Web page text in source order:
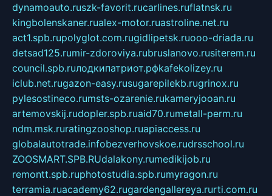
dynamoauto.ruszk-favorit.rucarlines.ruflatnsk.ru
kingbolenskaner.rualex-motor.ruastroline.net.ru
act1.spb.rupolyglot.com.rugidlipetsk.ruooo-driada.ru
detsad125.rumir-zdoroviya.rubruslanovo.rusiterem.ru
council.spb.ruлодкипатриот.рфkafekolizey.ru
iclub.net.rugazon-easy.rusugarepilekb.rugrinox.ru
pylesostineco.rumsts-ozarenie.rukameryjooan.ru
artemovskij.rudopler.spb.ruaid70.rumetall-perm.ru
ndm.msk.ruratingzooshop.ruapiaccess.ru
globalautotrade.infobezverhovskoe.rudrsschool.ru
ZOOSMART.SPB.RUdalakony.rumedikijob.ru
remontt.spb.ruphotostudia.spb.rumyragon.ru
terramia.ruacademy62.rugardengallereya.rurti.com.ru